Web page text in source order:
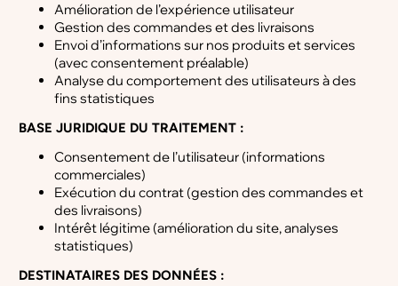
Amélioration de l’expérience utilisateur
Gestion des commandes et des livraisons
Envoi d’informations sur nos produits et services
(avec consentement préalable)
Analyse du comportement des utilisateurs à des
fins statistiques
BASE JURIDIQUE DU TRAITEMENT :
Consentement de l’utilisateur (informations
commerciales)
Exécution du contrat (gestion des commandes et
des livraisons)
Intérêt légitime (amélioration du site, analyses
statistiques)
DESTINATAIRES DES DONNÉES :